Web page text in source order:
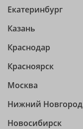
Екатеринбург
Казань
Краснодар
Красноярск
Москва
Нижний Новгород
Новосибирск